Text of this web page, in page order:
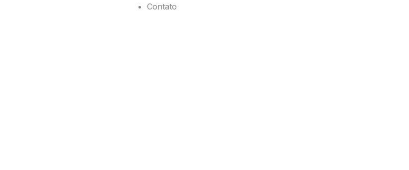
Contato